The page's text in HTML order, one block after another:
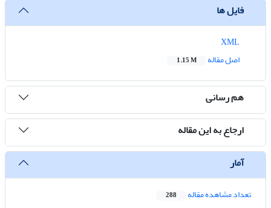
فایل ها
اصل مقاله
1.15 M
هم رسانی
ارجاع به این مقاله
آمار
تعداد مشاهده مقاله 288